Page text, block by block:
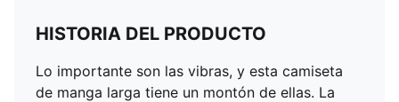
Detalles de la marca PUMA
PUMA niños pequeños: Recomendado para niños de 4
a 8 años
HISTORIA DEL PRODUCTO
Lo importante son las vibras, y esta camiseta
de manga larga tiene un montón de ellas. La